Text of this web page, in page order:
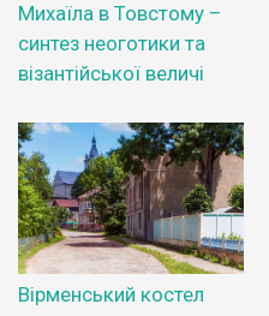
Михаїла в Товстому –
синтез неоготики та
візантійської величі
Вірменський костел